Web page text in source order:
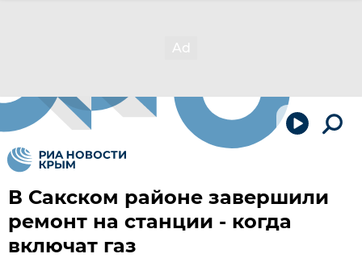
В Сакском районе завершили
ремонт на станции - когда
включат газ